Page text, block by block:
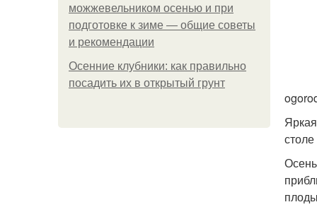
можжевельником осенью и при
подготовке к зиме — общие советы
и рекомендации
Осенние клубники: как правильно
посадить их в открытый грунт